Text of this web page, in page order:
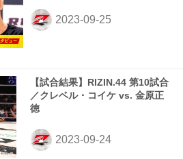
【試合結果】RIZIN.44 第10試合
／クレベル・コイケ vs. 金原正
徳